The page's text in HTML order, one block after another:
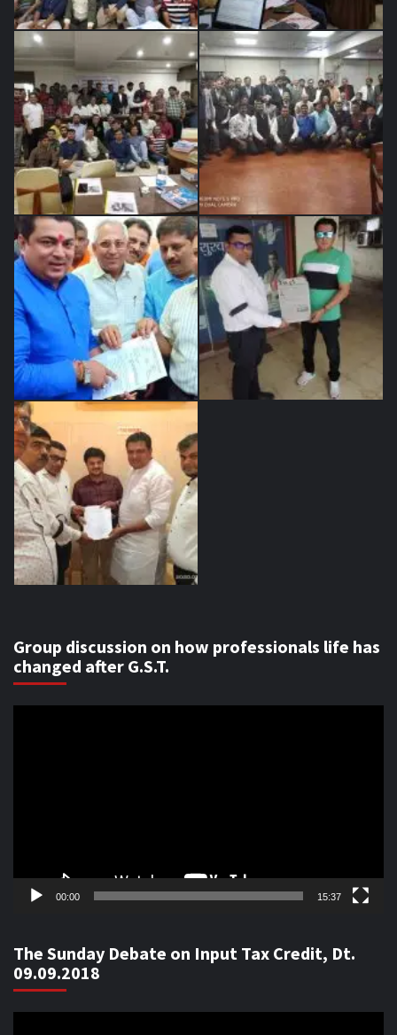
Group discussion on how professionals life has
changed after G.S.T.
00:00 15:37
The Sunday Debate on Input Tax Credit, Dt.
09.09.2018